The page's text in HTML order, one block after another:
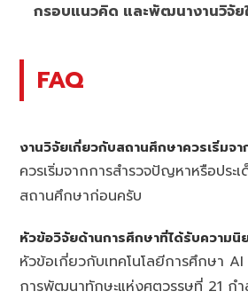
กรอบแนวคิด และพัฒนางานวิจัย
FAQ
งานวิจัยเกี่ยวกับสถานศึกษาควรเริ่มจา
ควรเริ่มจากการสำรวจปัญหาหรือปร
สถานศึกษาก่อนครับ
หัวข้อวิจัยด้านการศึกษาที่ได้รับความนิ
หัวข้อเกี่ยวกับเทคโนโลยีการศึกษา
การพัฒนาทักษะแห่งศตวรรษที่ 21 กำ